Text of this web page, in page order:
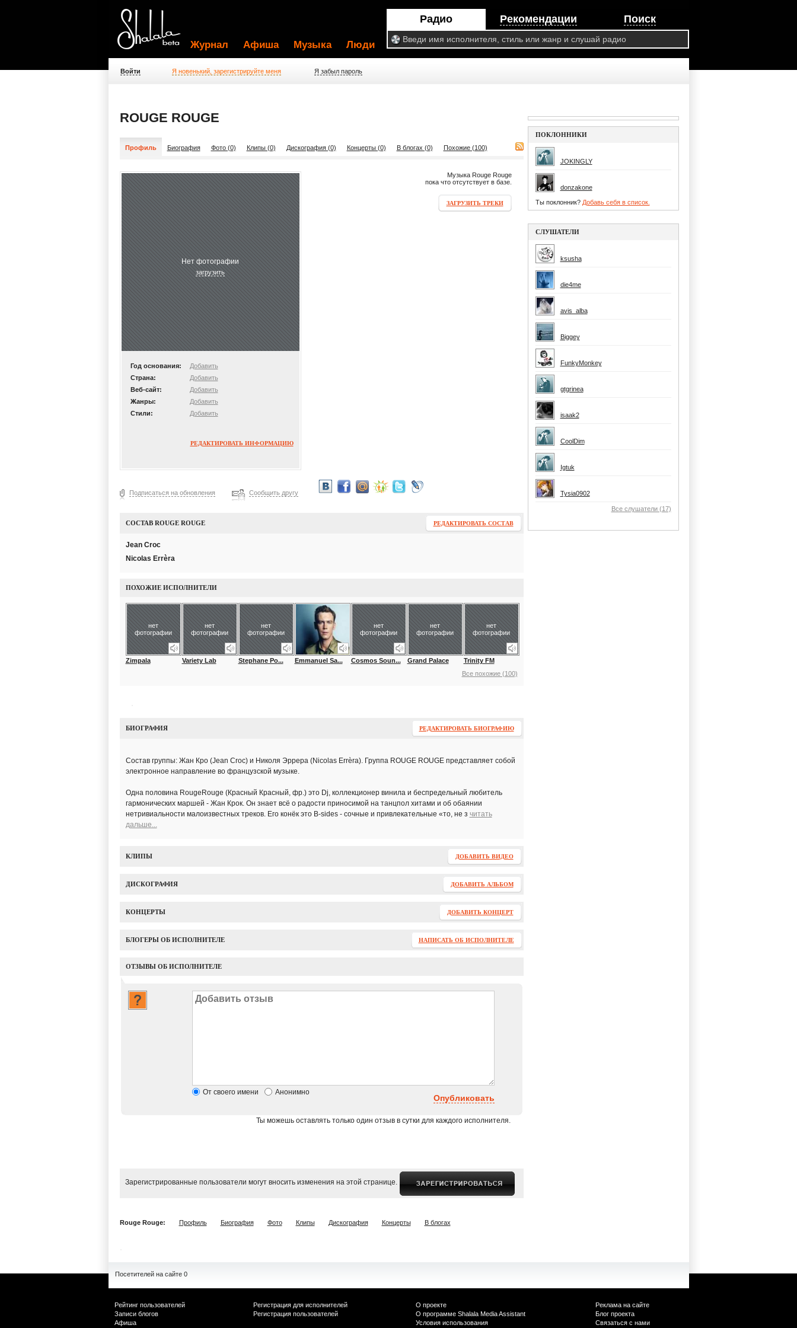
Радио Рекомендации Поиск
Журнал Афиша Музыка Люди
Войти Я новенький, зарегистрируйте меня Я забыл пароль
ROUGE ROUGE
Профиль Биография Фото (0) Клипы (0) Дискография (0) Концерты (0) В блогах (0) Похожие (100)
Нет фотографии
загрузить
Год основания:
Добавить
Страна:
Добавить
Веб-сайт:
Добавить
Жанры:
Добавить
Стили:
Добавить
РЕДАКТИРОВАТЬ ИНФОРМАЦИЮ
Музыка Rouge Rouge
пока что отсутствует в базе.
ЗАГРУЗИТЬ ТРЕКИ
Подписаться на обновления Сообщить другу
СОСТАВ ROUGE ROUGE РЕДАКТИРОВАТЬ СОСТАВ
Jean Croc
Nicolas Errèra
ПОХОЖИЕ ИСПОЛНИТЕЛИ
нет
фотографии
Zimpala
нет
фотографии
Variety Lab
нет
фотографии
Stephane Po... Emmanuel Sa...
нет
фотографии
Cosmos Soun...
нет
фотографии
Grand Palace
нет
фотографии
Trinity FM
Все похожие (100)
БИОГРАФИЯ РЕДАКТИРОВАТЬ БИОГРАФИЮ
Состав группы: Жан Кро (Jean Croc) и Николя Эррера (Nicolas Errèra). Группа ROUGE ROUGE представляет собой
электронное направление во французской музыке.
Одна половина RougeRouge (Красный Красный, фр.) это Dj, коллекционер винила и беспредельный любитель
гармонических маршей - Жан Крок. Он знает всё о радости приносимой на танцпол хитами и об обаянии
нетривиальности малоизвестных треков. Его конёк это B-sides - сочные и привлекательные «то, не з читать
дальше...
КЛИПЫ ДОБАВИТЬ ВИДЕО
ДИСКОГРАФИЯ ДОБАВИТЬ АЛЬБОМ
КОНЦЕРТЫ ДОБАВИТЬ КОНЦЕРТ
БЛОГЕРЫ ОБ ИСПОЛНИТЕЛЕ НАПИСАТЬ ОБ ИСПОЛНИТЕЛЕ
ОТЗЫВЫ ОБ ИСПОЛНИТЕЛЕ
От своего имени Анонимно
Опубликовать
Ты можешь оставлять только один отзыв в сутки для каждого исполнителя.
Зарегистрированные пользователи могут вносить изменения на этой странице.
Rouge Rouge: Профиль Биография Фото Клипы Дискография Концерты В блогах
ПОКЛОННИКИ
JOKINGLY
donzakone
Ты поклонник? Добавь себя в список.
СЛУШАТЕЛИ
ksusha
die4me
avis_alba
Biggey
FunkyMonkey
gtgrinea
isaak2
CoolDim
Igtuk
Tysia0902
Все слушатели (17)
Посетителей на сайте 0
Рейтинг пользователей
Записи блогов
Афиша
Регистрация для исполнителей
Регистрация пользователей
О проекте
О программе Shalala Media Assistant
Условия использования
Реклама на сайте
Блог проекта
Связаться с нами